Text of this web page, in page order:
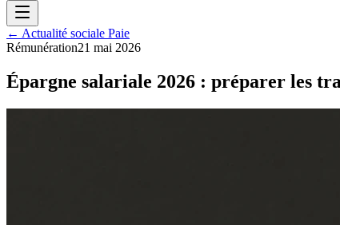
← Actualité sociale Paie
Rémunération21 mai 2026
Épargne salariale 2026 : préparer les